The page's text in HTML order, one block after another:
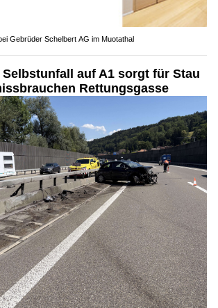
Gebrüder Schelbert AG im Muotathal
Selbstunfall auf A1 sorgt für Stau
Rettungsgasse